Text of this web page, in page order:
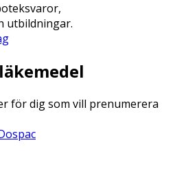
utbildningar.
för dig som vill prenumerera